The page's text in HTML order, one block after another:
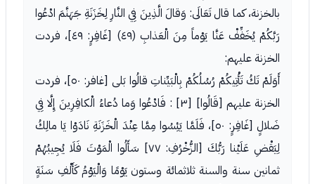
بالخزنة، كما قال تَعَالَى: وَقالَ الَّذِينَ فِي النَّارِ لِخَزَنَةِ جَهَنَّمَ ادْعُوا
رَبَّكُمْ يُخَفِّفْ عَنَّا يَوْماً مِنَ الْعَذابِ (٤٩) [غَافِرٍ: ٤٩]، فردت
الخزنة عليهم:
أَوَلَمْ تَكُ تَأْتِيكُمْ رُسُلُكُمْ بِالْبَيِّناتِ قالُوا بَلى [غافر: ٥٠]، فردت
الخزنة عليهم [قَالُوا] [٣] : فَادْعُوا وَما دُعاءُ الْكافِرِينَ إِلَّا فِي
ضَلالٍ [غَافِرٍ: ٥٠]، فَلَمَّا يَئِسُوا مِمَّا عِنْدَ الْخَزَنَةِ نَادَوْا يَا مالِكُ
لِيَقْضِ عَلَيْنا رَبُّكَ [الزُّخْرُفِ: ٧٧] سَأَلُوا الْمَوْتَ فَلَا يُجِيبُهُمْ
ثمانين سنة والسنة ثلاثمائة وستون يَوْمًا وَالْيَوْمُ كَأَلْفِ سَنَةٍ